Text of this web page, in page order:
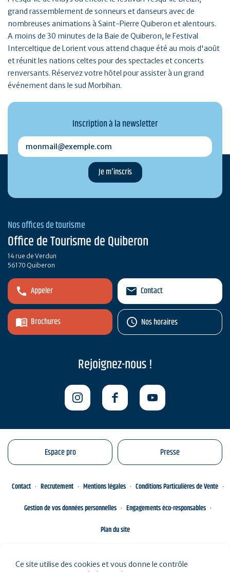
grand rassemblement de sonneurs et danseurs avec de
nombreuses animations à Saint-Pierre Quiberon et alentours.
A moins de 30 minutes de la Baie de Quiberon, le Festival
Interceltique de Lorient vous attend chaque été au mois d'août
et réunit les nations celtes pour des spectacles et concerts
renversants. Réservez votre hôtel pour assister à un grand
événement dans le sud Morbihan.
Inscription à la newsletter
monmail@exemple.com
Nos offices de tourisme
Office de Tourisme de Quiberon
14 rue de Verdun
56170 Quiberon
Appeler
Brochures
Contact
Nos horaires
Rejoignez-nous !
Espace pro Presse
Contact Recrutement Mentions légales
Conditions Particulières de Vente
Gestion de vos données personnelles
Engagements éco-responsables
Plan du site
Ce site utilise des cookies et vous donne le contrôle